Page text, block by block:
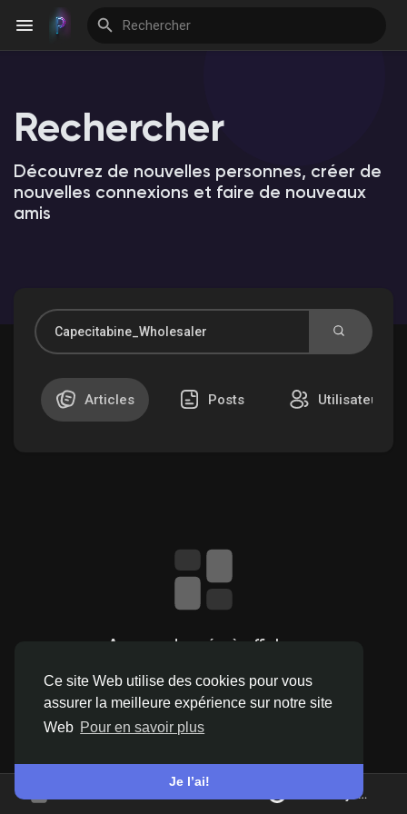
Ce site Web utilise des cookies pour vous
assurer la meilleure expérience sur notre site
Web Pour en savoir plus
Je l’ai!
Nous rejoindre
Découvrir Evènements
Mes événements
Mes groupes
Articles populaires
Découvrir les articles
Rechercher
Découvrez de nouvelles personnes, créer de
nouvelles connexions et faire de nouveaux
amis
Articles Posts Utilisateurs
Aucune donnée à afficher